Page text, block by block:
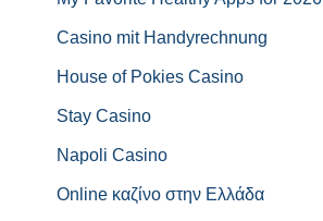
Casino mit Handyrechnung
House of Pokies Casino
Stay Casino
Napoli Casino
Online καζίνο στην Ελλάδα